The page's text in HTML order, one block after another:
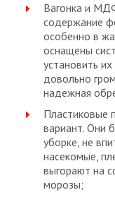
Вагонка и
содержание
особенно в
оснащены
установить
довольно
надежная
Пластиковые
вариант. Они
уборке, не
насекомые,
выгорают на
морозы;